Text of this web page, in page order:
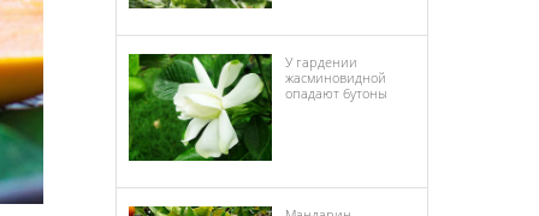
У гардении
жасминовидной
опадают бутоны